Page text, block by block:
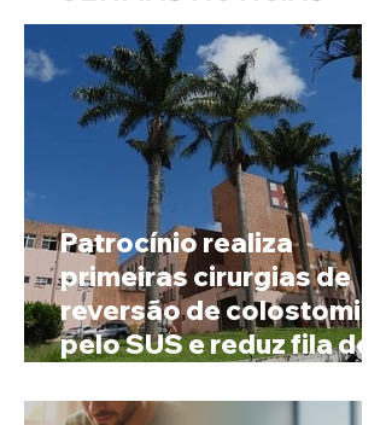
Patrocínio realiza
primeiras cirurgias de
reversão de colostomia
pelo SUS e reduz fila de